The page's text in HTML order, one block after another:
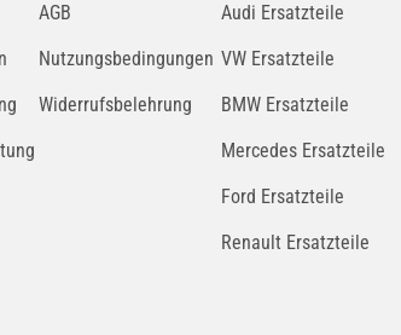
AGB
Nutzungsbedingungen
Widerrufsbelehrung
Audi Ersatzteile
VW Ersatzteile
BMW Ersatzteile
Mercedes Ersatzteile
Ford Ersatzteile
Renault Ersatzteile